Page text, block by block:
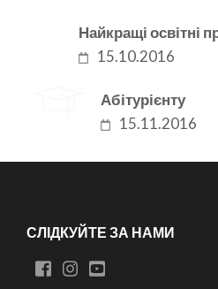
Найкращі освітні
15.10.2016
Абітурієнту
15.11.2016
СЛІДКУЙТЕ ЗА НАМИ